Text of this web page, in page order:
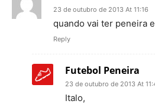
23 de outubro de 2013 At 11:16
quando vai ter peneira
Reply
Futebol Peneira
23 de outubro de 2013 At
Italo,